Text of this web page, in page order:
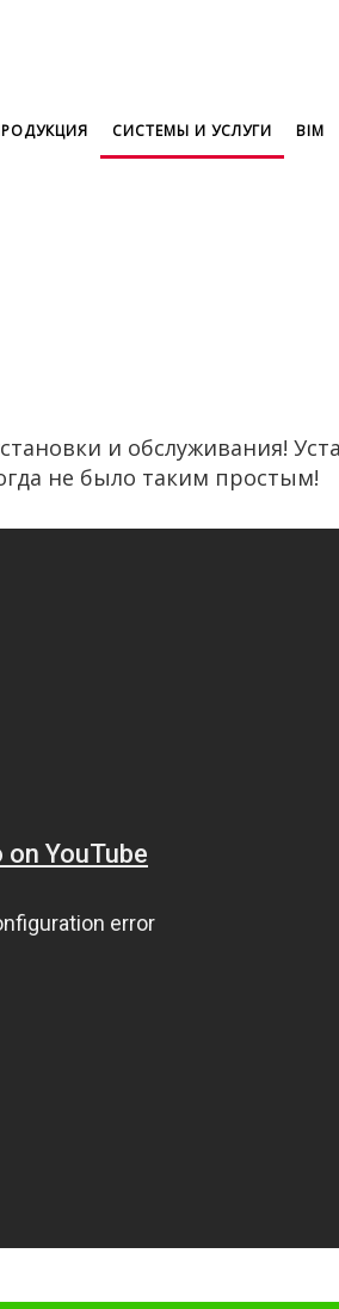
СИСТЕМЫ И УСЛУГИ BIM
и обслуживания!
не было таким простым!